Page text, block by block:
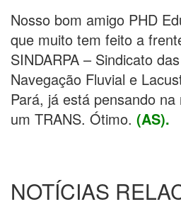
Nosso bom amigo PHD
que muito tem feito a
SINDARPA – Sindicato
Navegação Fluvial e
Pará, já está pensando
um TRANS. Ótimo. (AS).
NOTÍCIAS